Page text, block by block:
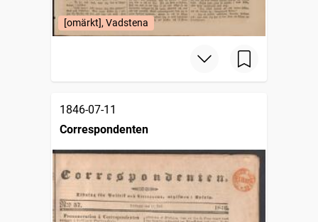
[omärkt], Vadstena
1846-07-11
Correspondenten